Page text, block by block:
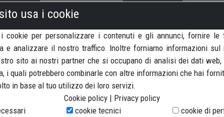
ORA DETTAGLI
passione nel nostro lavoro e grande attenzione alle
di eccellere nel nostro settore.
usa i cookie
cookie per personalizzare i contenuti e gli annunci, fornire le
e analizzare il nostro traffico. Inoltre forniamo informazioni sul
sito ai nostri partner che si occupano di analisi dei dati web,
i quali potrebbero combinarle con altre informazioni che hai
in base al tuo utilizzo dei loro servizi.
Cookie policy | Privacy policy
cookie tecnici
cookie di